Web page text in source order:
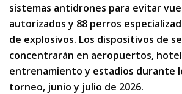
sistemas antidrones para evitar
autorizados y 88 perros
de explosivos. Los dispositivos de
concentrarán en aeropuertos,
entrenamiento y estadios durante
torneo, junio y julio de 2026.